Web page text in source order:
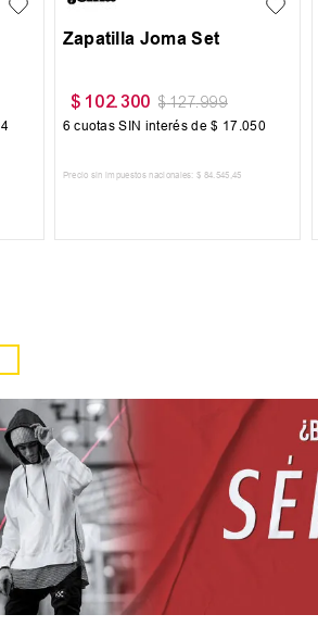
$ 64.999 $ 74.900
6 cuotas SIN interés de$ 10.834
Precio sin impuestos nacionales: $ 53 718 ,18